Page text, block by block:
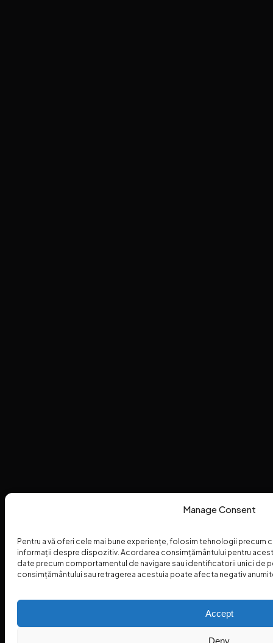
Manage Consent
Pentru a vă oferi cele mai bune experiențe, folosim tehnologii
informații despre dispozitiv. Acordarea consimțământului pentru
date precum comportamentul de navigare sau identificatorii unici de
consimțământului sau retragerea acestuia poate afecta negativ
Accept
Deny